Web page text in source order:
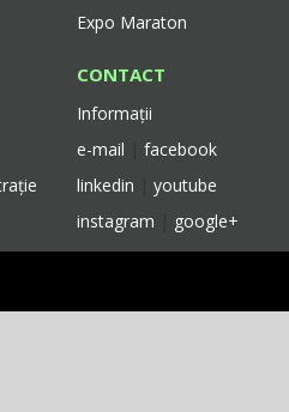
Expo Maraton
CONTACT
Informații
e-mail
facebook
linkedin
youtube
instagram
google+